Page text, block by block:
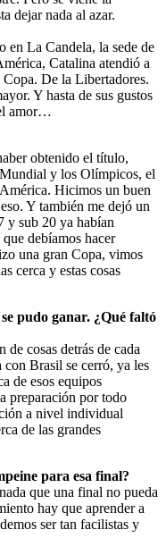
dejar nada al azar.
en La Candela, la sede de
Catalina atendió a
De la Libertadores.
Y hasta de sus gustos
amor…
obtenido el título,
y los Olímpicos, el
Hicimos un buen
Y también me dejó un
y sub 20 ya habían
debíamos hacer
una gran Copa, vimos
cerca y estas cosas
pudo ganar. ¿Qué faltó
cosas detrás de cada
Brasil se cerró, ya les
de esos equipos
preparación por todo
a nivel individual
de las grandes
para esa final?
que una final no pueda
hay que aprender a
ser tan facilistas y